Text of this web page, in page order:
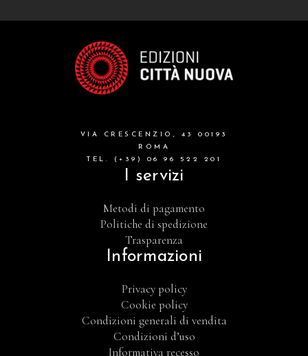
VIA CRESCENZIO, 43 00193
ROMA
TEL. (+39) 06 96 522 201
I servizi
Metodi di pagamento
Politiche di spedizione
Trasparenza
Informazioni
Privacy policy
Cookie policy
Condizioni generali di vendita
Condizioni d’uso
Informativa recesso